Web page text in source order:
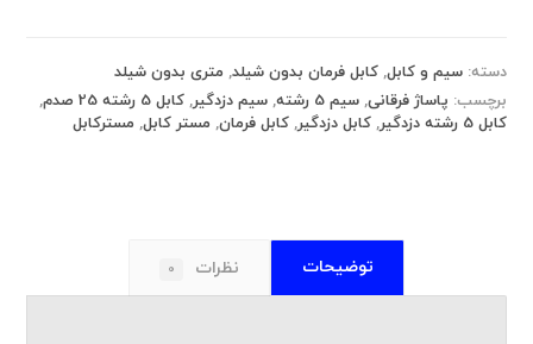
دسته:سیم و کابل,کابل فرمان بدون شیلد, متری بدون شیلد
برچسب: پاساژ فرقانی,سیم 5 رشته ,سیم دزدگیر,کابل 5 رشته 25 صدم
,
کابل 5 رشته دزدگیر
,کابل دزدگیر,کابل فرمان, مستر کابل, مسترکابل
توضیحات نظرات 0